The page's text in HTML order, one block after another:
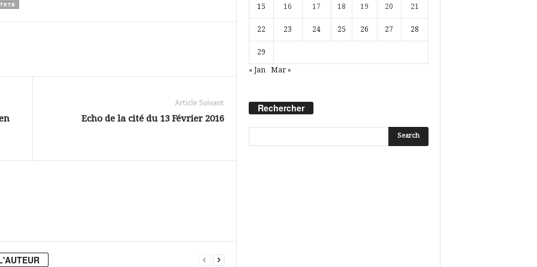
ou
diminuer
le
TRTB
Article Suivant
Echo de la cité du 13 Février 2016
15 16 17 18 19 20 21
22 23 24 25 26 27 28
29
« Jan Mar »
Rechercher